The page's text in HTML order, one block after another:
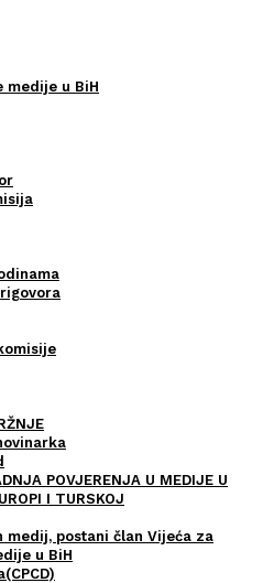
medije u BiH
POVJERENJA U MEDIJE U
I TURSKOJ
medij, postani član Vijeća za
u BiH